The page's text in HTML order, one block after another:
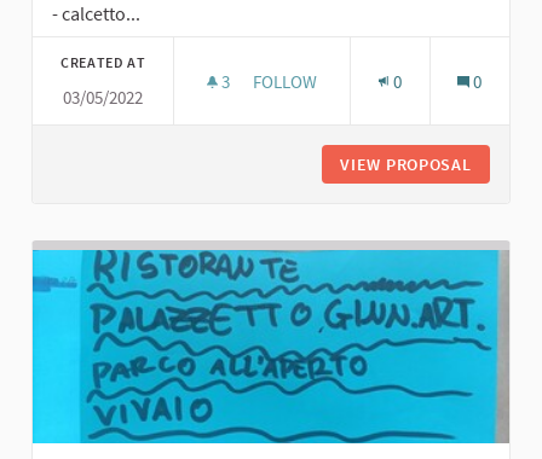
- calcetto...
CREATED AT
03/05/2022
3 3 FOLLOWERS
FOLLOW 0 0
VIEW PROPOSAL